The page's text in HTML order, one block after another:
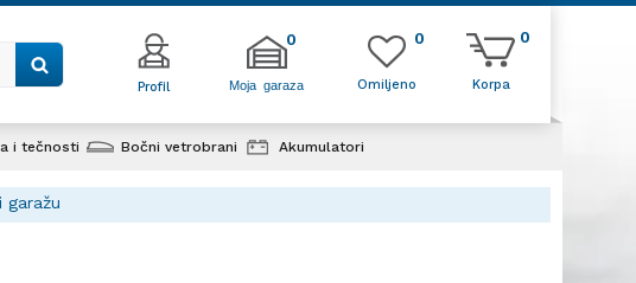
Profil Moja garaza
0
Korpa
0
Omiljeno
0
i tečnosti Bočni vetrobrani Akumulatori